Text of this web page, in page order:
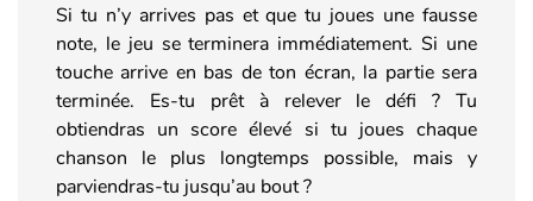
Si tu n’y arrives pas et que tu joues une fausse
note, le jeu se terminera immédiatement. Si une
touche arrive en bas de ton écran, la partie sera
terminée. Es-tu prêt à relever le défi ? Tu
obtiendras un score élevé si tu joues chaque
chanson le plus longtemps possible, mais y
parviendras-tu jusqu’au bout ?